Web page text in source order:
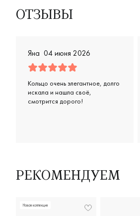
ОТЗЫВЫ
Яна 04 июня 2026
Кольцо очень элегантное, долго
искала и нашла своё,
смотрится дорого!
РЕКОМЕНДУЕМ
Новая коллекция